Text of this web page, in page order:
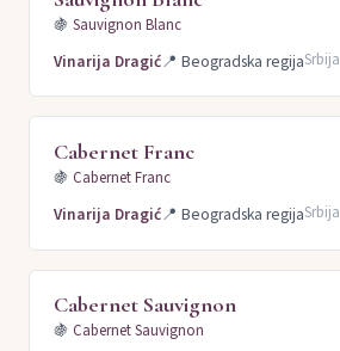
🍇 Sauvignon Blanc
Vinarija Dragić📍 Beogradska regijaSrbija
Cabernet Franc
🍇 Cabernet Franc
Vinarija Dragić📍 Beogradska regijaSrbija
Cabernet Sauvignon
🍇 Cabernet Sauvignon